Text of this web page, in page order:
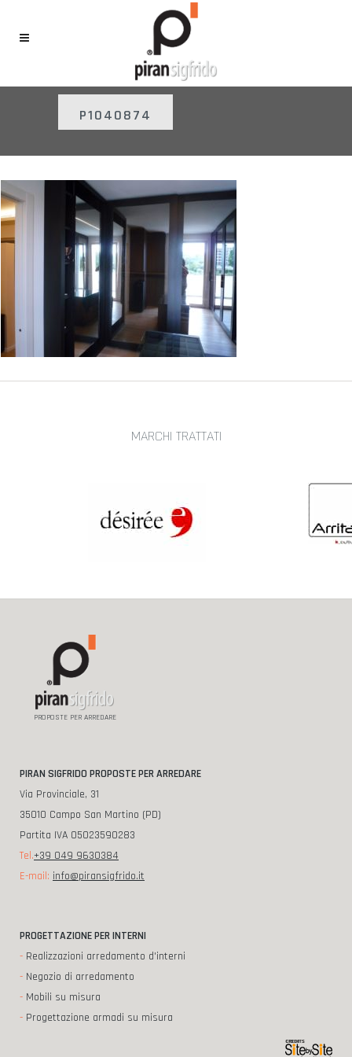
P1040874
MARCHI TRATTATI
PROPOSTE PER ARREDARE
PIRAN SIGFRIDO PROPOSTE PER ARREDARE
Via Provinciale, 31
35010 Campo San Martino (PD)
Partita IVA 05023590283
Tel.+39 049 9630384
E-mail: info@piransigfrido.it
PROGETTAZIONE PER INTERNI
- Realizzazioni arredamento d'interni
- Negozio di arredamento
- Mobili su misura
- Progettazione armadi su misura